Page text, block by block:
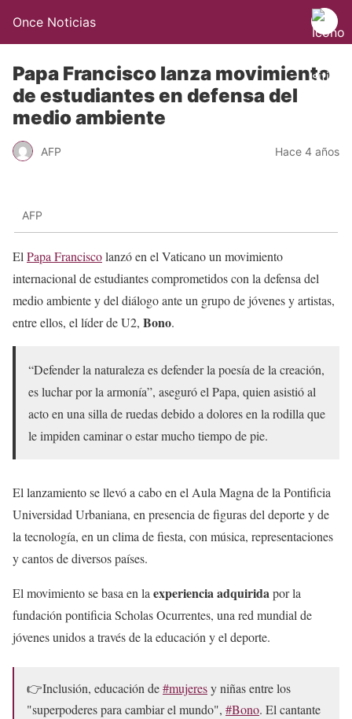
Once Noticias
Papa Francisco lanza movimiento
de estudiantes en defensa del
medio ambiente
AFP Hace 4 años
AFP
El Papa Franciscolanzó en el Vaticano un movimiento
internacional de estudiantes comprometidos con la defensa del
medio ambiente y del diálogo ante un grupo de jóvenes y artistas,
entre ellos, el líder de U2, Bono.
“Defender la naturaleza es defender la poesía de la creación,
es luchar por la armonía”, aseguró el Papa, quien asistió al
acto en una silla de ruedas debido a dolores en la rodilla que
le impiden caminar o estar mucho tiempo de pie.
El lanzamiento se llevó a cabo en el Aula Magna de la Pontificia
Universidad Urbaniana, en presencia de figuras del deporte y de
la tecnología, en un clima de fiesta, con música, representaciones
y cantos de diversos países.
El movimiento se basa en la experiencia adquiridapor la
fundación pontificia Scholas Ocurrentes, una red mundial de
jóvenes unidos a través de la educación y el deporte.
👉Inclusión, educación de#mujeresy niñas entre los
"superpoderes para cambiar el mundo", #Bono. El cantante